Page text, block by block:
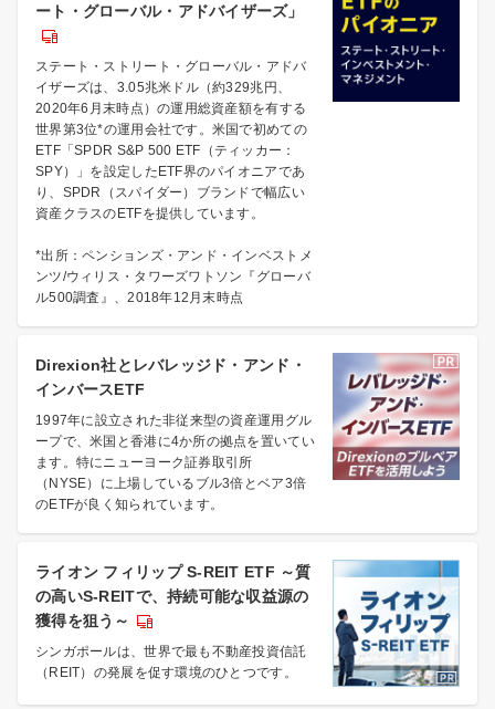
ート・グローバル・アドバイザーズ」
ステート・ストリート・グローバル・アドバ
イザーズは、3.05兆米ドル（約329兆円、
2020年6月末時点）の運用総資産額を有する
世界第3位*の運用会社です。米国で初めての
ETF「SPDR S&P 500 ETF（ティッカー：
SPY）」を設定したETF界のパイオニアであ
り、SPDR（スパイダー）ブランドで幅広い
資産クラスのETFを提供しています。
*出所：ペンションズ・アンド・インベストメ
ンツ/ウィリス・タワーズワトソン『グローバ
ル500調査』、2018年12月末時点
Direxion社とレバレッジド・アンド・
インバースETF
1997年に設立された非従来型の資産運用グル
ープで、米国と香港に4か所の拠点を置いてい
ます。特にニューヨーク証券取引所
（NYSE）に上場しているブル3倍とベア3倍
のETFが良く知られています。
ライオン フィリップ S-REIT ETF ～質
の高いS-REITで、持続可能な収益源の
獲得を狙う～
シンガポールは、世界で最も不動産投資信託
（REIT）の発展を促す環境のひとつです。